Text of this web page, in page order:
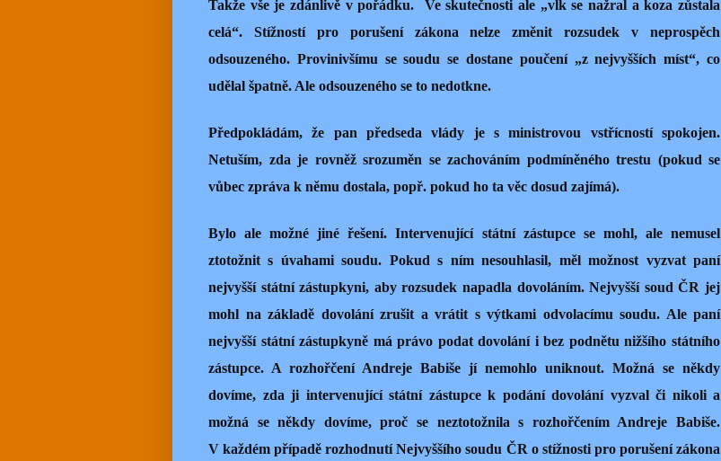
Takže vše je zdánlivě v pořádku.
Ve skutečnosti ale „vlk se nažral a koza zůstala
celá“. Stížností pro porušení zákona nelze změnit rozsudek v neprospěch
odsouzeného. Provinivšímu se soudu se dostane poučení „z nejvyšších míst“, co
udělal špatně. Ale odsouzeného se to nedotkne.
Předpokládám, že pan předseda vlády je s ministrovou vstřícností spokojen.
Netuším, zda je rovněž srozuměn se zachováním podmíněného trestu (pokud se
vůbec zpráva k němu dostala, popř. pokud ho ta věc dosud zajímá).
Bylo ale možné jiné řešení. Intervenující státní zástupce se mohl, ale nemusel
ztotožnit s úvahami soudu. Pokud s ním nesouhlasil, měl možnost vyzvat paní
nejvyšší státní zástupkyni, aby rozsudek napadla dovoláním. Nejvyšší soud ČR jej
mohl na základě dovolání zrušit a vrátit s výtkami odvolacímu soudu. Ale paní
nejvyšší státní zástupkyně má právo podat dovolání i bez podnětu nižšího státního
zástupce. A rozhořčení Andreje Babiše jí nemohlo uniknout. Možná se někdy
dovíme, zda ji intervenující státní zástupce k podání dovolání vyzval či nikoli a
možná se někdy dovíme, proč se neztotožnila s rozhořčením Andreje Babiše.
V každém případě rozhodnutí Nejvyššího soudu ČR o stížnosti pro porušení zákona